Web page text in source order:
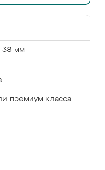
38 мм
премиум класса